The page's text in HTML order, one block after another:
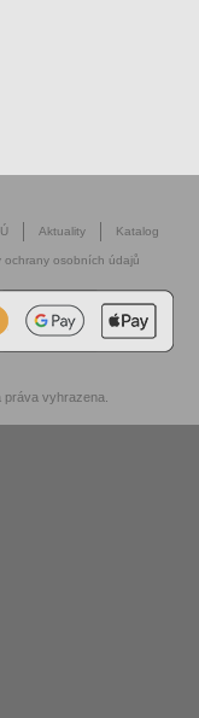
Aktuality Katalog
ochrany osobních údajů
práva vyhrazena.